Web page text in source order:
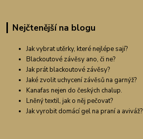
Nejčtenější na blogu
Jak vybrat utěrky, které nejlépe sají?
Blackoutové závěsy ano, či ne?
Jak prát blackoutové závěsy?
Jaké zvolit uchycení závěsů na garnýž?
Kanafas nejen do českých chalup.
Lněný textil, jak o něj pečovat?
Jak vyrobit domácí gel na praní a aviváž?